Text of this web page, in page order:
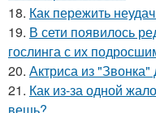
18. Как пережить
19. В сети появилось
гослинга с их
20. Актриса из "Звонка"
21. Как из-за одной